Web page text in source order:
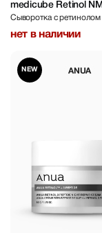
medicube Retinol
Boosting Serum 30
Сыворотка с ретинолом
нет в наличии
ANUA
NEW